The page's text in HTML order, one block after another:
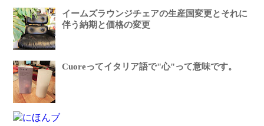
イームズラウンジチェアの生産国変更とそれに
伴う納期と価格の変更
Cuoreってイタリア語で"心"って意味です。